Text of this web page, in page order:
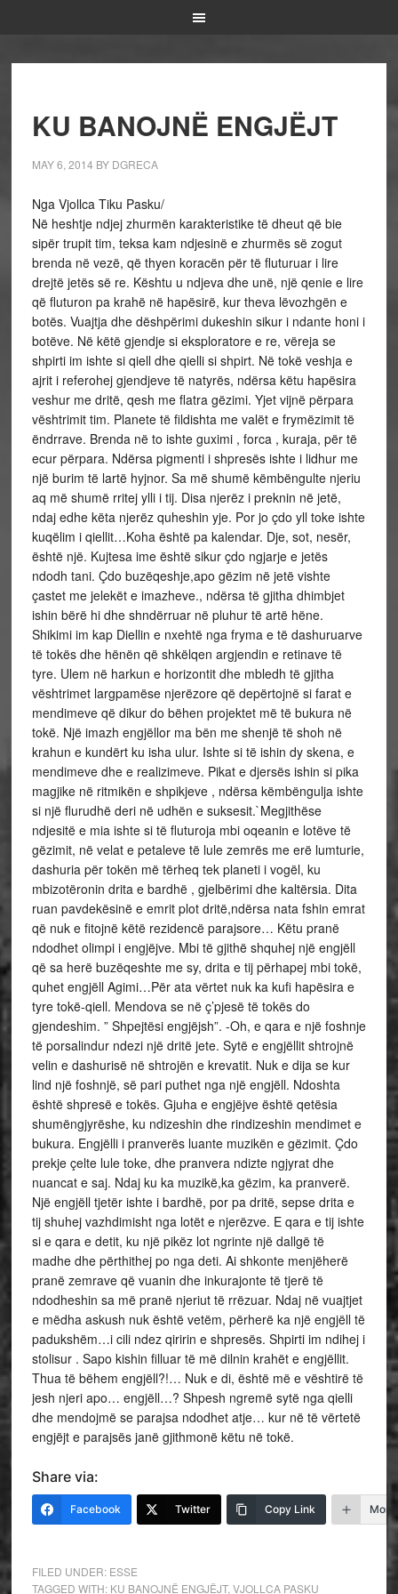
KU BANOJNË ENGJËJT
MAY 6, 2014 BY DGRECA
Nga Vjollca Tiku Pasku/
Në heshtje ndjej zhurmën karakteristike të dheut që bie
sipër trupit tim, teksa kam ndjesinë e zhurmës së zogut
brenda në vezë, që thyen koracën për të fluturuar i lire
drejtë jetës së re. Kështu u ndjeva dhe unë, një qenie e lire
që fluturon pa krahë në hapësirë, kur theva lëvozhgën e
botës. Vuajtja dhe dëshpërimi dukeshin sikur i ndante honi i
botëve. Në këtë gjendje si eksploratore e re, vëreja se
shpirti im ishte si qiell dhe qielli si shpirt. Në tokë veshja e
ajrit i referohej gjendjeve të natyrës, ndërsa këtu hapësira
veshur me dritë, qesh me flatra gëzimi. Yjet vijnë përpara
vështrimit tim. Planete të fildishta me valët e frymëzimit të
ëndrrave. Brenda në to ishte guximi , forca , kuraja, për të
ecur përpara. Ndërsa pigmenti i shpresës ishte i lidhur me
një burim të lartë hyjnor. Sa më shumë këmbëngulte njeriu
aq më shumë rritej ylli i tij. Disa njerëz i preknin në jetë,
ndaj edhe këta njerëz quheshin yje. Por jo çdo yll toke ishte
kuqëlim i qiellit…Koha është pa kalendar. Dje, sot, nesër,
është një. Kujtesa ime është sikur çdo ngjarje e jetës
ndodh tani. Çdo buzëqeshje,apo gëzim në jetë vishte
çastet me jelekët e imazheve., ndërsa të gjitha dhimbjet
ishin bërë hi dhe shndërruar në pluhur të artë hëne.
Shikimi im kap Diellin e nxehtë nga fryma e të dashuruarve
të tokës dhe hënën që shkëlqen argjendin e retinave të
tyre. Ulem në harkun e horizontit dhe mbledh të gjitha
vështrimet largpamëse njerëzore që depërtojnë si farat e
mendimeve që dikur do bëhen projektet më të bukura në
tokë. Një imazh engjëllor ma bën me shenjë të shoh në
krahun e kundërt ku isha ulur. Ishte si të ishin dy skena, e
mendimeve dhe e realizimeve. Pikat e djersës ishin si pika
magjike në ritmikën e shpikjeve , ndërsa këmbëngulja ishte
si një flurudhë deri në udhën e suksesit.`Megjithëse
ndjesitë e mia ishte si të fluturoja mbi oqeanin e lotëve të
gëzimit, në velat e petaleve të lule zemrës me erë lumturie,
dashuria për tokën më tërheq tek planeti i vogël, ku
mbizotëronin drita e bardhë , gjelbërimi dhe kaltërsia. Dita
ruan pavdekësinë e emrit plot dritë,ndërsa nata fshin emrat
që nuk e fitojnë këtë rezidencë parajsore… Këtu pranë
ndodhet olimpi i engjëjve. Mbi të gjithë shquhej një engjëll
që sa herë buzëqeshte me sy, drita e tij përhapej mbi tokë,
quhet engjëll Agimi…Për ata vërtet nuk ka kufi hapësira e
tyre tokë-qiell. Mendova se në ç’pjesë të tokës do
gjendeshim. ” Shpejtësi engjëjsh”. -Oh, e qara e një foshnje
të porsalindur ndezi një dritë jete. Sytë e engjëllit shtrojnë
velin e dashurisë në shtrojën e krevatit. Nuk e dija se kur
lind një foshnjë, së pari puthet nga një engjëll. Ndoshta
është shpresë e tokës. Gjuha e engjëjve është qetësia
shumëngjyrëshe, ku ndizeshin dhe rindizeshin mendimet e
bukura. Engjëlli i pranverës luante muzikën e gëzimit. Çdo
prekje çelte lule toke, dhe pranvera ndizte ngjyrat dhe
nuancat e saj. Ndaj ku ka muzikë,ka gëzim, ka pranverë.
Një engjëll tjetër ishte i bardhë, por pa dritë, sepse drita e
tij shuhej vazhdimisht nga lotët e njerëzve. E qara e tij ishte
si e qara e detit, ku një pikëz lot ngrinte një dallgë të
madhe dhe përthithej po nga deti. Ai shkonte menjëherë
pranë zemrave që vuanin dhe inkurajonte të tjerë të
ndodheshin sa më pranë njeriut të rrëzuar. Ndaj në vuajtjet
e mëdha askush nuk është vetëm, përherë ka një engjëll të
padukshëm…i cili ndez qiririn e shpresës. Shpirti im ndihej i
stolisur . Sapo kishin filluar të më dilnin krahët e engjëllit.
Thua të bëhem engjëll?!… Nuk e di, është më e vështirë të
jesh njeri apo… engjëll…? Shpesh ngremë sytë nga qielli
dhe mendojmë se parajsa ndodhet atje… kur në të vërtetë
engjëjt e parajsës janë gjithmonë këtu në tokë.
Share via:
Facebook Twitter Copy Link More
FILED UNDER: ESSE
TAGGED WITH: KU BANOJNË ENGJËJT, VJOLLCA PASKU